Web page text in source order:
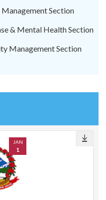
Section
& Mental Health Section
Management Section
JAN
1